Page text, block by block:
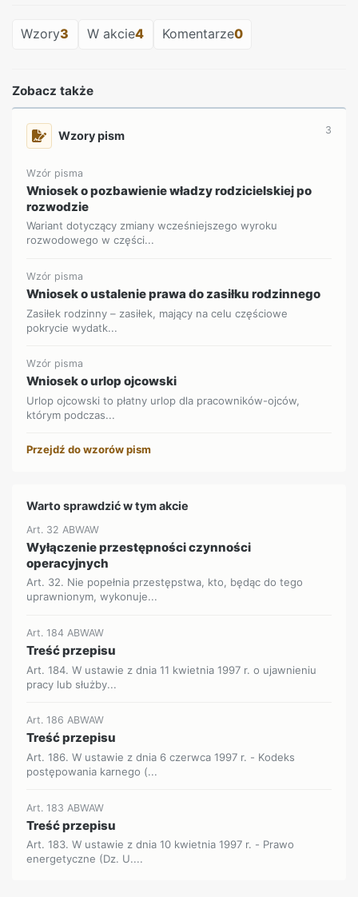
Wzory3 W akcie4 Komentarze0
Zobacz także
Wzory pism 3
Wzór pisma
Wniosek o pozbawienie władzy rodzicielskiej po
rozwodzie
Wariant dotyczący zmiany wcześniejszego wyroku
rozwodowego w części...
Wzór pisma
Wniosek o ustalenie prawa do zasiłku rodzinnego
Zasiłek rodzinny – zasiłek, mający na celu częściowe
pokrycie wydatk...
Wzór pisma
Wniosek o urlop ojcowski
Urlop ojcowski to płatny urlop dla pracowników-ojców,
którym podczas...
Przejdź do wzorów pism
Warto sprawdzić w tym akcie
Art. 32 ABWAW
Wyłączenie przestępności czynności
operacyjnych
Art. 32. Nie popełnia przestępstwa, kto, będąc do tego
uprawnionym, wykonuje...
Art. 184 ABWAW
Treść przepisu
Art. 184. W ustawie z dnia 11 kwietnia 1997 r. o ujawnieniu
pracy lub służby...
Art. 186 ABWAW
Treść przepisu
Art. 186. W ustawie z dnia 6 czerwca 1997 r. - Kodeks
postępowania karnego (...
Art. 183 ABWAW
Treść przepisu
Art. 183. W ustawie z dnia 10 kwietnia 1997 r. - Prawo
energetyczne (Dz. U....